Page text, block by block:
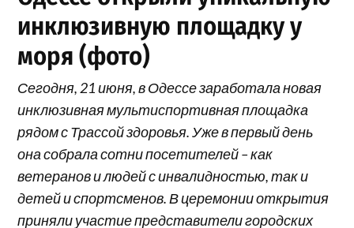
инклюзивную площадку у
моря (фото)
Сегодня, 21 июня, в Одессе заработала новая
инклюзивная мультиспортивная площадка
рядом с Трассой здоровья. Уже в первый день
она собрала сотни посетителей – как
ветеранов и людей с инвалидностью, так и
детей и спортсменов. В церемонии открытия
приняли участие представители городских